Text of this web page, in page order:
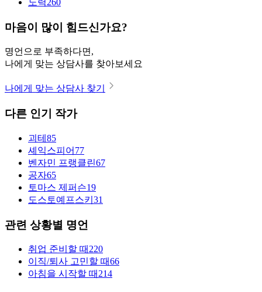
노력260
마음이 많이 힘드신가요?
명언으로 부족하다면,
나에게 맞는 상담사를 찾아보세요
나에게 맞는 상담사 찾기
다른 인기 작가
괴테 85
셰익스피어 77
벤자민 프랭클린67
공자65
토마스 제퍼슨19
도스토예프스키 31
관련 상황별 명언
취업 준비할 때 220
이직/퇴사 고민할 때66
아침을 시작할 때 214